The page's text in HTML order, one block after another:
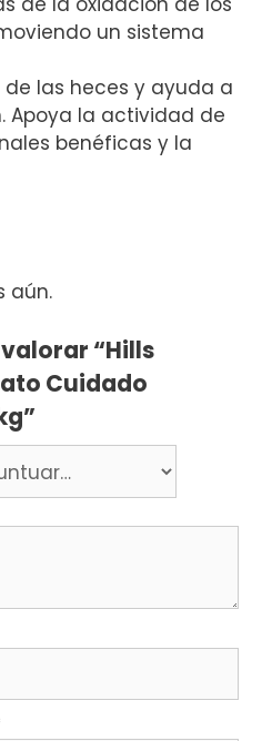
un sistema
de las heces y ayuda a
Apoya la actividad de
benéficas y la
aún.
“Hills
Cuidado